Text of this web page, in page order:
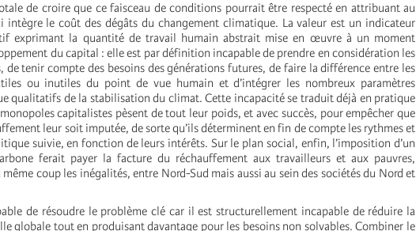
de croire que ce faisceau de conditions pourrait être respecté en attribuant au
intègre le coût des dégâts du changement climatique. La valeur est un indicateur
exprimant la quantité de travail humain abstrait mise en œuvre à un moment
du capital : elle est par définition incapable de prendre en considération les
de tenir compte des besoins des générations futures, de faire la différence entre les
ou inutiles du point de vue humain et d’intégrer les nombreux paramètres
qualitatifs de la stabilisation du climat. Cette incapacité se traduit déjà en pratique
capitalistes pèsent de tout leur poids, et avec succès, pour empêcher que
leur soit imputée, de sorte qu’ils déterminent en fin de compte les rythmes et
suivie, en fonction de leurs intérêts. Sur le plan social, enfin, l’imposition d’un
ferait payer la facture du réchauffement aux travailleurs et aux pauvres,
coup les inégalités, entre Nord-Sud mais aussi au sein des sociétés du Nord et
de résoudre le problème clé car il est structurellement incapable de réduire la
globale tout en produisant davantage pour les besoins non solvables. Combiner le